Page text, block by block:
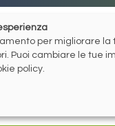
per migliorare
Puoi cambiare le tue
policy.